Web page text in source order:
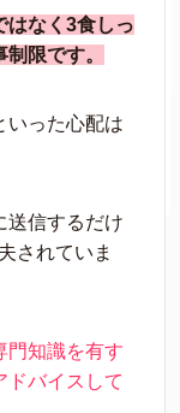
はなく3食しっ
限です。
った心配は
送信するだけ
されていま
門知識を有す
ドバイスして